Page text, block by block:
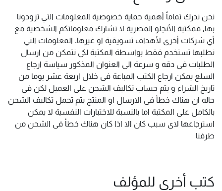
نحن ندرك تماماً أهمية حماية خصوصية المعلومات التي تزودونا
بها, فمكتبة الأنجلو المصرية لا تشارك معلوماتكم الشخصية مع
أي شركات أخرى لأهداف تسويقية او غيرها. المعلومات التي
نطلبها تستخدم فقط بواسطة المكتبة لكى نتمكن من ارسال
الطلبات فى دقه و سرعة الى العنوان المذكور سياسة ارجاع
السلع يمكن ارجاع الكتب المباعة فى خلال اربعة عشر يوما من
تاريخ الشراء و يتم حساب تكاليف الشحن على العميل لكن فى
حاله ان هناك خطأ فى الارسال او المنتج يتم تحمل تكاليف الشحن
بالكامل على المكتبة اما بالنسبة للاختبارات النفسية لا يمكن
استرجاعها لاى سبب كان الا اذا كان هناك خطأ فى الشحن من
طرفنا
كتب أخرى للمؤلف